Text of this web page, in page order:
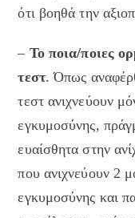
ότι βοηθά την
– Το ποια/ποιες
τεστ. Όπως
τεστ ανιχνεύουν
εγκυμοσύνης,
ευαίσθητα στην
που ανιχνεύουν 2
εγκυμοσύνης και